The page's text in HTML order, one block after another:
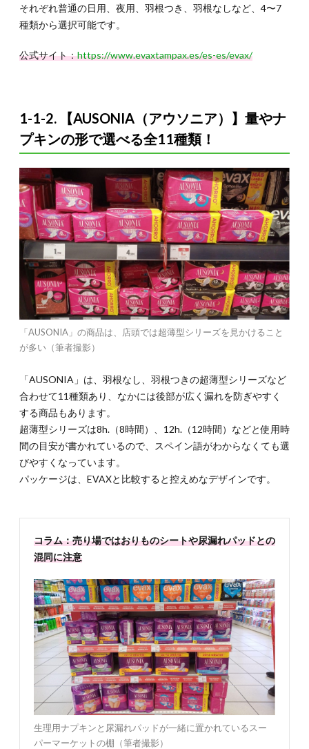
ルティ スー
ペル コンプ
レサス コン
Día y
Noche con
alas（コン
プレサス ア
ウソニア ウ
ルトラフィ
ナ ディア
イ ノーチェ
コン アラ
ス）
2.3.
Compresa
con alas
normal
Deliplus
Cotton（コ
ンプレサ
コン アラ
ス ノルマ
ルス コッ
3.
3. ス
ペイ
ンで
生理
用品
を買
格
3.1.
ペイン
で生理
用品を
買える
お店
3.1.1.
3-1-1. メ
ーカー
品から
PB商品
類豊
富！ス
それぞれ普通の日用、夜用、羽根つき、羽根なしなど、4〜7
種類から選択可能です。
公式サイト：https://www.evaxtampax.es/es-es/evax/
1-1-2. 【AUSONIA（アウソニア）】量やナ
プキンの形で選べる全11種類！
「AUSONIA」の商品は、店頭では超薄型シリーズを見かけること
が多い（筆者撮影）
「AUSONIA」は、羽根なし、羽根つきの超薄型シリーズなど
合わせて11種類あり、なかには後部が広く漏れを防ぎやすく
する商品もあります。
超薄型シリーズは8h.（8時間）、12h.（12時間）などと使用時
間の目安が書かれているので、スペイン語がわからなくても選
びやすくなっています。
パッケージは、EVAXと比較すると控えめなデザインです。
コラム：売り場ではおりものシートや尿漏れパッドとの
混同に注意
生理用ナプキンと尿漏れパッドが一緒に置かれているスー
パーマーケットの棚（筆者撮影）